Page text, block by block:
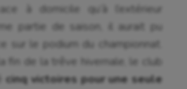
à domicile qu’à l’extérieur
partie de saison, il aurait pu
sur le podium du championnat.
fin de la trêve hivernale, le club
cinq victoires pour une seule